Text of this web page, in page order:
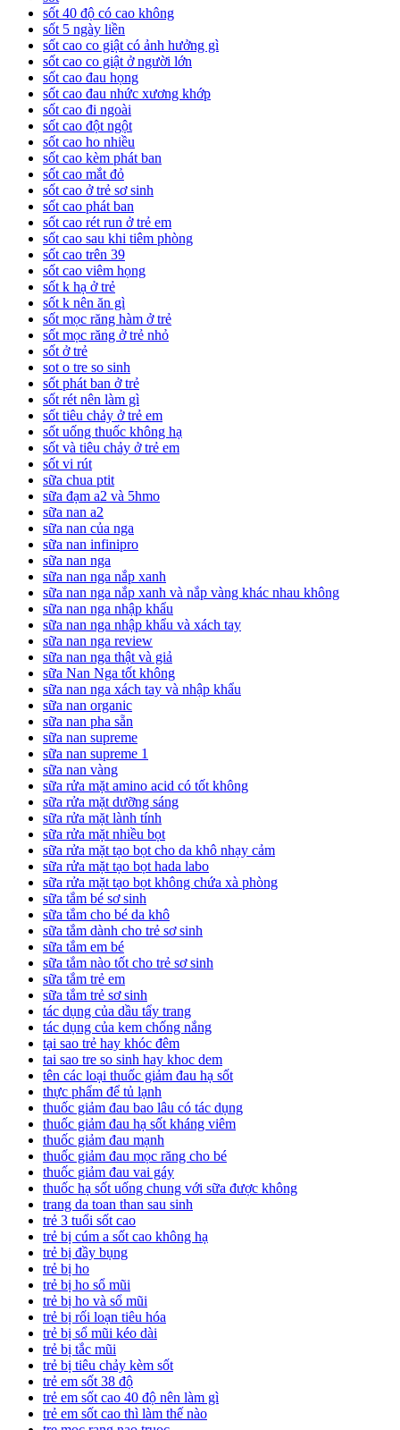
sốt 40 độ có cao không
sốt 5 ngày liền
sốt cao co giật có ảnh hưởng gì
sốt cao co giật ở người lớn
sốt cao đau họng
sốt cao đau nhức xương khớp
sốt cao đi ngoài
sốt cao đột ngột
sốt cao ho nhiều
sốt cao kèm phát ban
sốt cao mắt đỏ
sốt cao ở trẻ sơ sinh
sốt cao phát ban
sốt cao rét run ở trẻ em
sốt cao sau khi tiêm phòng
sốt cao trên 39
sốt cao viêm họng
sốt k hạ ở trẻ
sốt k nên ăn gì
sốt mọc răng hàm ở trẻ
sốt mọc răng ở trẻ nhỏ
sốt ở trẻ
sot o tre so sinh
sốt phát ban ở trẻ
sốt rét nên làm gì
sốt tiêu chảy ở trẻ em
sốt uống thuốc không hạ
sốt và tiêu chảy ở trẻ em
sốt vi rút
sữa chua ptit
sữa đạm a2 và 5hmo
sữa nan a2
sữa nan của nga
sữa nan infinipro
sữa nan nga
sữa nan nga nắp xanh
sữa nan nga nắp xanh và nắp vàng khác nhau không
sữa nan nga nhập khẩu
sữa nan nga nhập khẩu và xách tay
sữa nan nga review
sữa nan nga thật và giả
sữa Nan Nga tốt không
sữa nan nga xách tay và nhập khẩu
sữa nan organic
sữa nan pha sẵn
sữa nan supreme
sữa nan supreme 1
sữa nan vàng
sữa rửa mặt amino acid có tốt không
sữa rửa mặt dưỡng sáng
sữa rửa mặt lành tính
sữa rửa mặt nhiều bọt
sữa rửa mặt tạo bọt cho da khô nhạy cảm
sữa rửa mặt tạo bọt hada labo
sữa rửa mặt tạo bọt không chứa xà phòng
sữa tắm bé sơ sinh
sữa tắm cho bé da khô
sữa tắm dành cho trẻ sơ sinh
sữa tắm em bé
sữa tắm nào tốt cho trẻ sơ sinh
sữa tắm trẻ em
sữa tắm trẻ sơ sinh
tác dụng của dầu tẩy trang
tác dụng của kem chống nắng
tại sao trẻ hay khóc đêm
tai sao tre so sinh hay khoc dem
tên các loại thuốc giảm đau hạ sốt
thực phẩm để tủ lạnh
thuốc giảm đau bao lâu có tác dụng
thuốc giảm đau hạ sốt kháng viêm
thuốc giảm đau mạnh
thuốc giảm đau mọc răng cho bé
thuốc giảm đau vai gáy
thuốc hạ sốt uống chung với sữa được không
trang da toan than sau sinh
trẻ 3 tuổi sốt cao
trẻ bị cúm a sốt cao không hạ
trẻ bị đầy bụng
trẻ bị ho
trẻ bị ho sổ mũi
trẻ bị ho và sổ mũi
trẻ bị rối loạn tiêu hóa
trẻ bị sổ mũi kéo dài
trẻ bị tắc mũi
trẻ bị tiêu chảy kèm sốt
trẻ em sốt 38 độ
trẻ em sốt cao 40 độ nên làm gì
trẻ em sốt cao thì làm thế nào